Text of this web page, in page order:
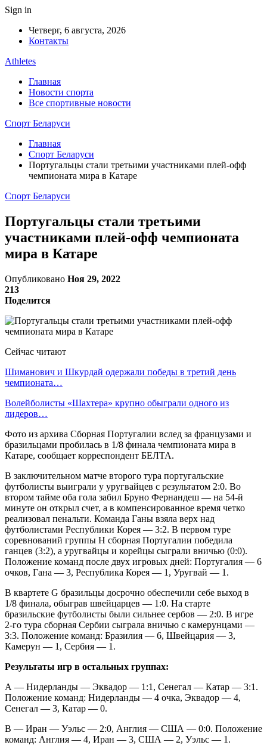
Sign in
Четверг, 6 августа, 2026
Контакты
Athletes
Главная
Новости спорта
Все спортивные новости
Спорт Беларуси
Главная
Спорт Беларуси
Португальцы стали третьими участниками плей-офф
чемпионата мира в Катаре
Спорт Беларуси
Португальцы стали третьими
участниками плей-офф чемпионата
мира в Катаре
Опубликовано Ноя 29, 2022
213
Поделится
Сейчас читают
Шиманович и Шкурдай одержали победы в третий день
чемпионата…
Волейболисты «Шахтера» крупно обыграли одного из
лидеров…
Фото из архива Сборная Португалии вслед за французами и
бразильцами пробилась в 1/8 финала чемпионата мира в
Катаре, сообщает корреспондент БЕЛТА.
В заключительном матче второго тура португальские
футболисты выиграли у уругвайцев с результатом 2:0. Во
втором тайме оба гола забил Бруно Фернандеш — на 54-й
минуте он открыл счет, а в компенсированное время четко
реализовал пенальти. Команда Ганы взяла верх над
футболистами Республики Корея — 3:2. В первом туре
соревнований группы Н сборная Португалии победила
ганцев (3:2), а уругвайцы и корейцы сыграли вничью (0:0).
Положение команд после двух игровых дней: Португалия — 6
очков, Гана — 3, Республика Корея — 1, Уругвай — 1.
В квартете G бразильцы досрочно обеспечили себе выход в
1/8 финала, обыграв швейцарцев — 1:0. На старте
бразильские футболисты были сильнее сербов — 2:0. В игре
2-го тура сборная Сербии сыграла вничью с камерунцами —
3:3. Положение команд: Бразилия — 6, Швейцария — 3,
Камерун — 1, Сербия — 1.
Результаты игр в остальных группах:
А — Нидерланды — Эквадор — 1:1, Сенегал — Катар — 3:1.
Положение команд: Нидерланды — 4 очка, Эквадор — 4,
Сенегал — 3, Катар — 0.
В — Иран — Уэльс — 2:0, Англия — США — 0:0. Положение
команд: Англия — 4, Иран — 3, США — 2, Уэльс — 1.